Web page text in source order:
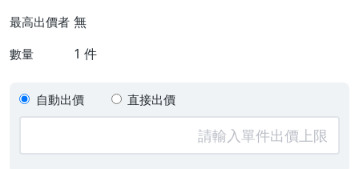
最高出價者 無
數量 1 件
自動出價 直接出價